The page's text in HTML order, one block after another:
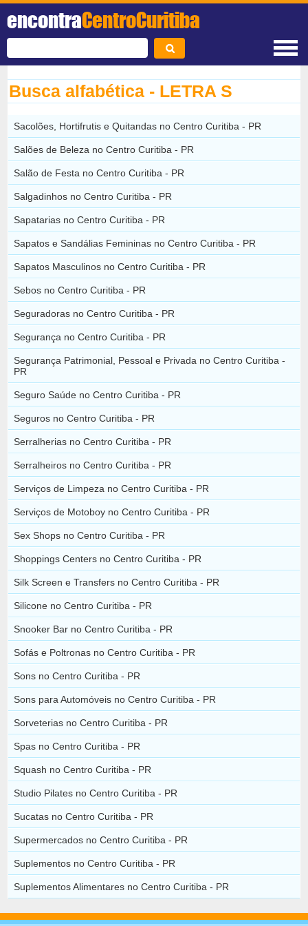
encontraCentroCuritiba
Busca alfabética - LETRA S
Sacolões, Hortifrutis e Quitandas no Centro Curitiba - PR
Salões de Beleza no Centro Curitiba - PR
Salão de Festa no Centro Curitiba - PR
Salgadinhos no Centro Curitiba - PR
Sapatarias no Centro Curitiba - PR
Sapatos e Sandálias Femininas no Centro Curitiba - PR
Sapatos Masculinos no Centro Curitiba - PR
Sebos no Centro Curitiba - PR
Seguradoras no Centro Curitiba - PR
Segurança no Centro Curitiba - PR
Segurança Patrimonial, Pessoal e Privada no Centro Curitiba -
PR
Seguro Saúde no Centro Curitiba - PR
Seguros no Centro Curitiba - PR
Serralherias no Centro Curitiba - PR
Serralheiros no Centro Curitiba - PR
Serviços de Limpeza no Centro Curitiba - PR
Serviços de Motoboy no Centro Curitiba - PR
Sex Shops no Centro Curitiba - PR
Shoppings Centers no Centro Curitiba - PR
Silk Screen e Transfers no Centro Curitiba - PR
Silicone no Centro Curitiba - PR
Snooker Bar no Centro Curitiba - PR
Sofás e Poltronas no Centro Curitiba - PR
Sons no Centro Curitiba - PR
Sons para Automóveis no Centro Curitiba - PR
Sorveterias no Centro Curitiba - PR
Spas no Centro Curitiba - PR
Squash no Centro Curitiba - PR
Studio Pilates no Centro Curitiba - PR
Sucatas no Centro Curitiba - PR
Supermercados no Centro Curitiba - PR
Suplementos no Centro Curitiba - PR
Suplementos Alimentares no Centro Curitiba - PR